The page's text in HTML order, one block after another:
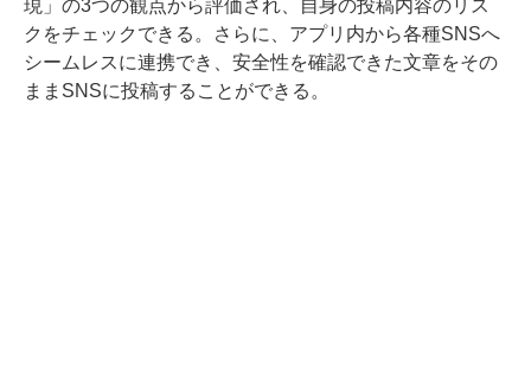
現」の3つの観点から評価され、自身の投稿内容のリス
クをチェックできる。さらに、アプリ内から各種SNSへ
シームレスに連携でき、安全性を確認できた文章をその
ままSNSに投稿することができる。